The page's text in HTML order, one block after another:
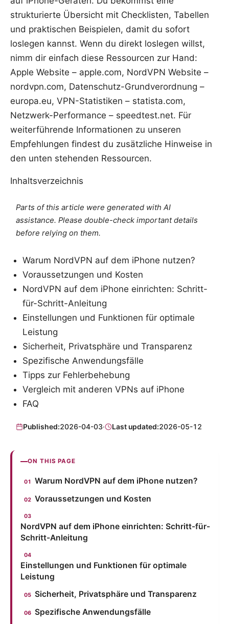
strukturierte Übersicht mit Checklisten, Tabellen
und praktischen Beispielen, damit du sofort
loslegen kannst. Wenn du direkt loslegen willst,
nimm dir einfach diese Ressourcen zur Hand:
Apple Website – apple.com, NordVPN Website –
nordvpn.com, Datenschutz-Grundverordnung –
europa.eu, VPN-Statistiken – statista.com,
Netzwerk-Performance – speedtest.net. Für
weiterführende Informationen zu unseren
Empfehlungen findest du zusätzliche Hinweise in
den unten stehenden Ressourcen.
Inhaltsverzeichnis
Parts of this article were generated with AI
assistance. Please double-check important details
before relying on them.
Warum NordVPN auf dem iPhone nutzen?
Voraussetzungen und Kosten
NordVPN auf dem iPhone einrichten: Schritt-
für-Schritt-Anleitung
Einstellungen und Funktionen für optimale
Leistung
Sicherheit, Privatsphäre und Transparenz
Spezifische Anwendungsfälle
Tipps zur Fehlerbehebung
Vergleich mit anderen VPNs auf iPhone
FAQ
Published:2026-04-03· Last updated:2026-05-12
ON THIS PAGE
Warum NordVPN auf dem iPhone nutzen?
Voraussetzungen und Kosten
NordVPN auf dem iPhone einrichten: Schritt-für-
Schritt-Anleitung
Einstellungen und Funktionen für optimale
Leistung
Sicherheit, Privatsphäre und Transparenz
Spezifische Anwendungsfälle